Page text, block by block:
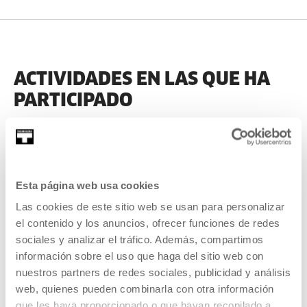
Esta página web usa cookies
Las cookies de este sitio web se usan para personalizar
el contenido y los anuncios, ofrecer funciones de redes
sociales y analizar el tráfico. Además, compartimos
información sobre el uso que haga del sitio web con
nuestros partners de redes sociales, publicidad y análisis
web, quienes pueden combinarla con otra información
ACTIVIDADES EN LAS QUE HA
PARTICIPADO
2025